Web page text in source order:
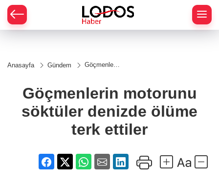
Anasayfa Gündem
Göçmenlerin
denizde
ölüme terk
Göçmenlerin motorunu
söktüler denizde ölüme
terk ettiler